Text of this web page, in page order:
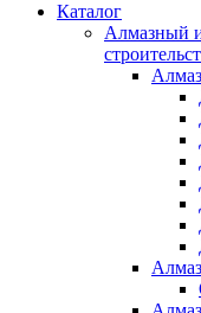
Каталог
Алмазный